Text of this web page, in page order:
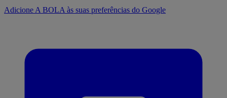
Adicione A BOLA às suas preferências do Google